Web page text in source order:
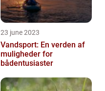
23 june 2023
Vandsport: En verden af
muligheder for
bådentusiaster